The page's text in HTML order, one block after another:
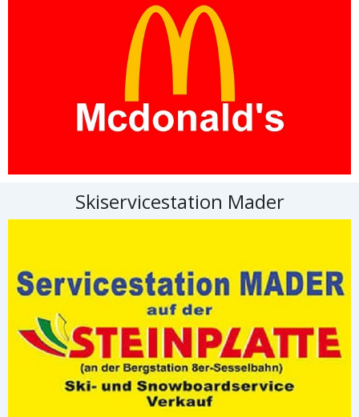
Skiservicestation Mader